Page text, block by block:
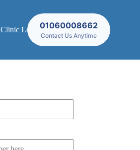
Clinic Locations01060008662
Contact Us Anytime